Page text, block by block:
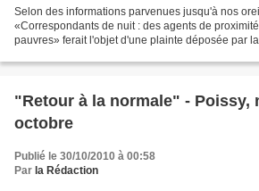
Selon des informations parvenues jusqu'à nos
«Correspondants de nuit : des agents de
pauvres» ferait l'objet d'une plainte déposée par la
"Retour à la normale" - Poissy,
octobre
Publié le 30/10/2010 à 00:58
Par la Rédaction